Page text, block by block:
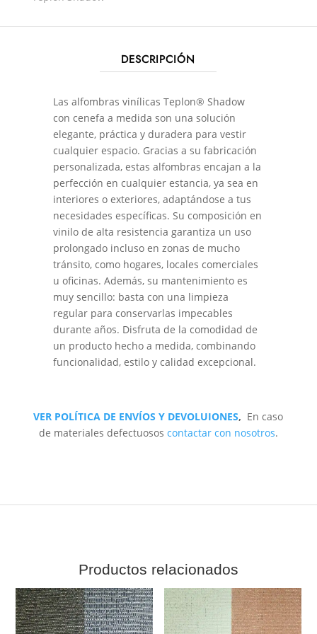
DESCRIPCIÓN
Las alfombras vinílicas Teplon® Shadow
con cenefa a medida son una solución
elegante, práctica y duradera para vestir
cualquier espacio. Gracias a su fabricación
personalizada, estas alfombras encajan a la
perfección en cualquier estancia, ya sea en
interiores o exteriores, adaptándose a tus
necesidades específicas. Su composición en
vinilo de alta resistencia garantiza un uso
prolongado incluso en zonas de mucho
tránsito, como hogares, locales comerciales
u oficinas. Además, su mantenimiento es
muy sencillo: basta con una limpieza
regular para conservarlas impecables
durante años. Disfruta de la comodidad de
un producto hecho a medida, combinando
funcionalidad, estilo y calidad excepcional.
VER POLÍTICA DE ENVÍOS Y DEVOLUIONES, En caso
de materiales defectuosos contactar con nosotros.
Productos relacionados